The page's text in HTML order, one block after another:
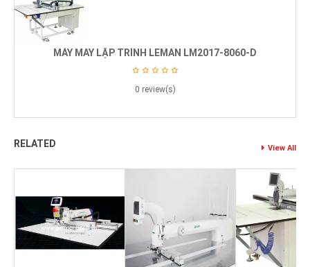
MÁY MAY LẬP TRÌNH LEMAN LM2017-8060-D
0 review(s)
RELATED View All